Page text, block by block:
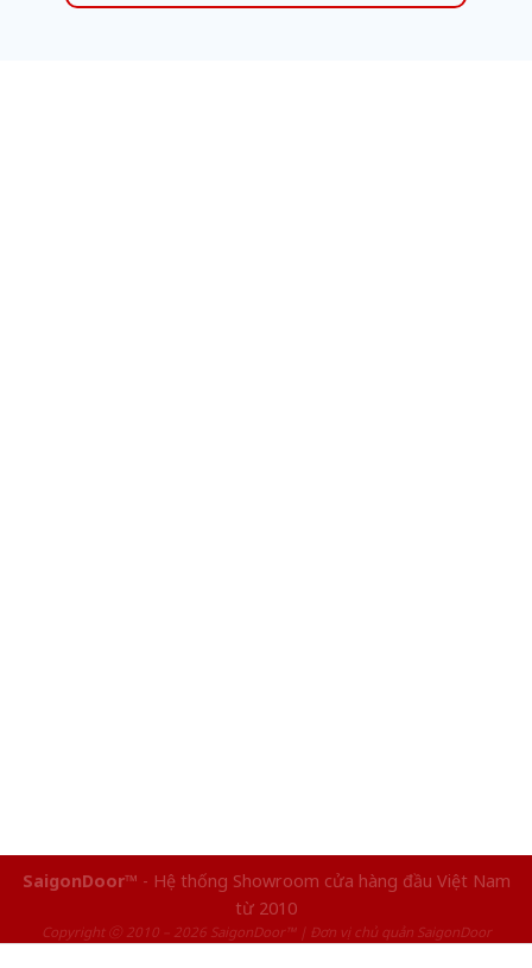
SaigonDoor™ - Hệ thống Showroom cửa hàng đầu Việt Nam
từ 2010
Copyright ⓒ 2010 – 2026 SaigonDoor™ | Đơn vị chủ quản SaigonDoor